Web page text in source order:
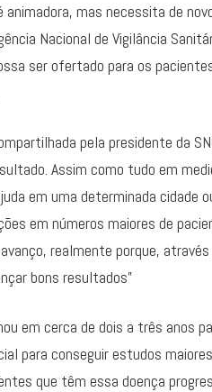
animadora, mas necessita de
Nacional de Vigilância
ser ofertado para os
pela presidente da
Assim como tudo em
em uma determinada cidade
em números maiores de
realmente porque,
bons resultados”
em cerca de dois a três anos
para conseguir estudos
que têm essa doença